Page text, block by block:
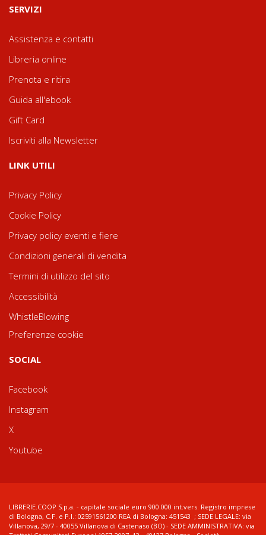
SERVIZI
Assistenza e contatti
Libreria online
Prenota e ritira
Guida all'ebook
Gift Card
Iscriviti alla Newsletter
LINK UTILI
Privacy Policy
Cookie Policy
Privacy policy eventi e fiere
Condizioni generali di vendita
Termini di utilizzo del sito
Accessibilità
WhistleBlowing
Preferenze cookie
SOCIAL
Facebook
Instagram
X
Youtube
LIBRERIE.COOP S.p.a. - capitale sociale euro 900.000 int.vers. Registro imprese
di Bologna, C.F. e P.I.: 02591561200 REA di Bologna: 451543 ; SEDE LEGALE: via
Villanova, 29/7 - 40055 Villanova di Castenaso (BO) - SEDE AMMINISTRATIVA: via